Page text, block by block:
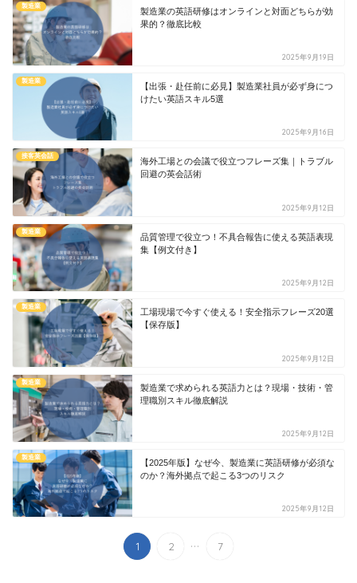
製造業
製造業の英語研修はオンラインと対面どちらが効
果的？徹底比較
2025年9月19日
製造業
【出張・赴任前に必見】製造業社員が必ず身につ
けたい英語スキル5選
2025年9月16日
接客英会話
海外工場との会議で役立つフレーズ集｜トラブル
回避の英会話術
2025年9月12日
製造業
品質管理で役立つ！不具合報告に使える英語表現
集【例文付き】
2025年9月12日
製造業
工場現場で今すぐ使える！安全指示フレーズ20選
【保存版】
2025年9月12日
製造業
製造業で求められる英語力とは？現場・技術・管
理職別スキル徹底解説
2025年9月12日
製造業
【2025年版】なぜ今、製造業に英語研修が必須な
のか？海外拠点で起こる3つのリスク
2025年9月12日
1 2 ... 7